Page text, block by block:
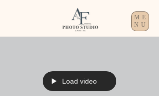
ME
NU
Load video